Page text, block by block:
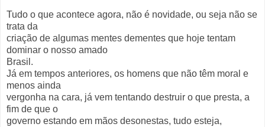
Tudo o que acontece agora, não é novidade, ou seja não se
trata da
criação de algumas mentes dementes que hoje tentam
dominar o nosso amado
Brasil.
Já em tempos anteriores, os homens que não têm moral e
menos ainda
vergonha na cara, já vem tentando destruir o que presta, a
fim de que o
governo estando em mãos desonestas, tudo esteja,